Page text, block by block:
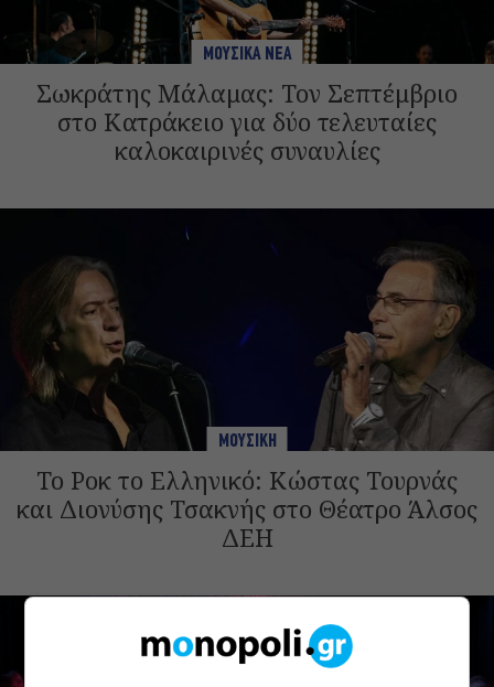
ΜΟΥΣΙΚΑ ΝΕΑ
Σωκράτης Μάλαμας: Τον Σεπτέμβριο
στο Κατράκειο για δύο τελευταίες
καλοκαιρινές συναυλίες
ΜΟΥΣΙΚΗ
Το Ροκ το Ελληνικό: Κώστας Τουρνάς
και Διονύσης Τσακνής στο Θέατρο Άλσος
ΔΕΗ